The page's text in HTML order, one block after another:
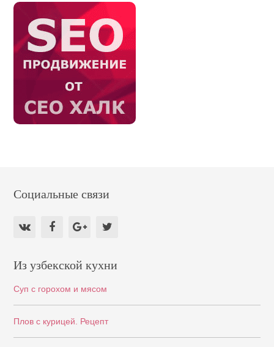
Социальные связи
Из узбекской кухни
Суп с горохом и мясом
Плов с курицей. Рецепт